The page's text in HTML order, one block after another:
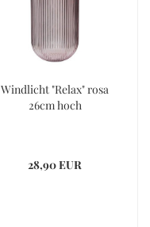
Windlicht "Relax" rosa
26cm hoch
28,90 EUR